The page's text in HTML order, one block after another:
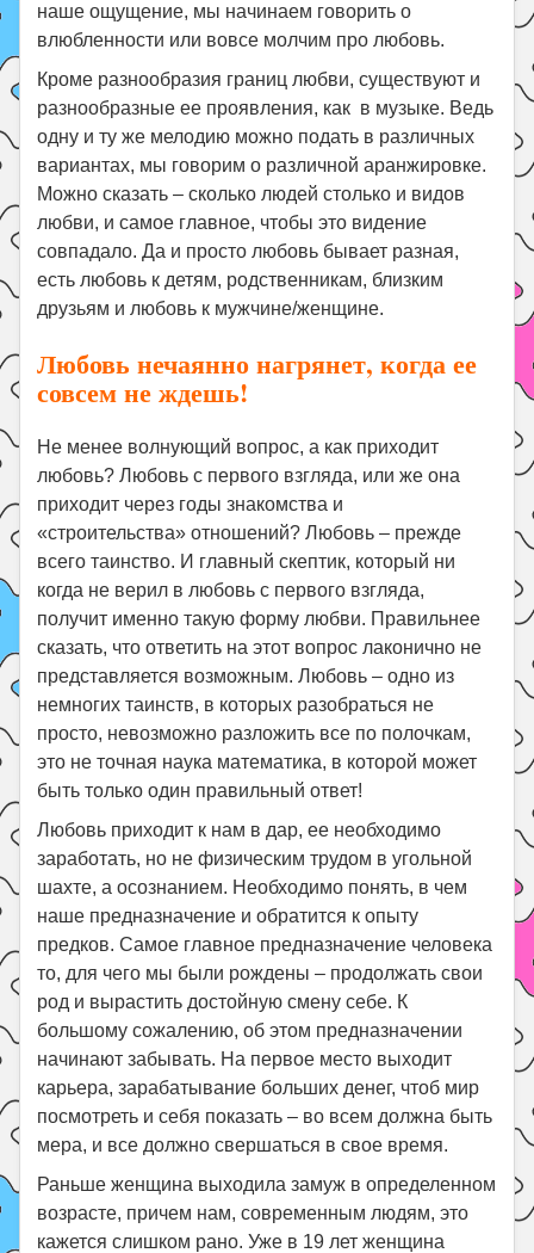
наше ощущение, мы начинаем говорить о
влюбленности или вовсе молчим про любовь.
Кроме разнообразия границ любви, существуют и
разнообразные ее проявления, как в музыке. Ведь
одну и ту же мелодию можно подать в различных
вариантах, мы говорим о различной аранжировке.
Можно сказать – сколько людей столько и видов
любви, и самое главное, чтобы это видение
совпадало. Да и просто любовь бывает разная,
есть любовь к детям, родственникам, близким
друзьям и любовь к мужчине/женщине.
Любовь нечаянно нагрянет, когда ее
совсем не ждешь!
Не менее волнующий вопрос, а как приходит
любовь? Любовь с первого взгляда, или же она
приходит через годы знакомства и
«строительства» отношений? Любовь – прежде
всего таинство. И главный скептик, который ни
когда не верил в любовь с первого взгляда,
получит именно такую форму любви. Правильнее
сказать, что ответить на этот вопрос лаконично не
представляется возможным. Любовь – одно из
немногих таинств, в которых разобраться не
просто, невозможно разложить все по полочкам,
это не точная наука математика, в которой может
быть только один правильный ответ!
Любовь приходит к нам в дар, ее необходимо
заработать, но не физическим трудом в угольной
шахте, а осознанием. Необходимо понять, в чем
наше предназначение и обратится к опыту
предков. Самое главное предназначение человека
то, для чего мы были рождены – продолжать свои
род и вырастить достойную смену себе. К
большому сожалению, об этом предназначении
начинают забывать. На первое место выходит
карьера, зарабатывание больших денег, чтоб мир
посмотреть и себя показать – во всем должна быть
мера, и все должно свершаться в свое время.
Раньше женщина выходила замуж в определенном
возрасте, причем нам, современным людям, это
кажется слишком рано. Уже в 19 лет женщина